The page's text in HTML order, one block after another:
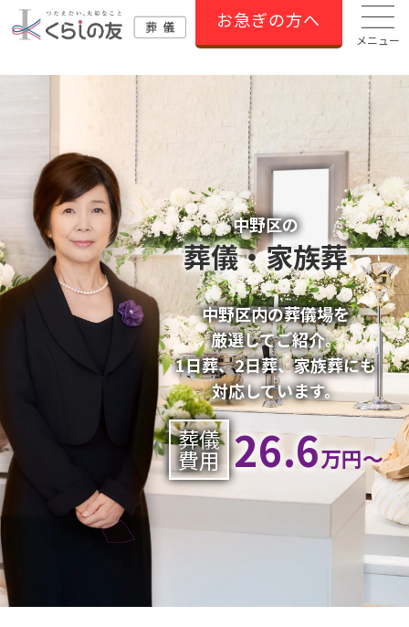
お急ぎの方へ
メニュー
中野区の
葬儀・家族葬
中野区内の葬儀場を
厳選してご紹介。
1日葬、2日葬、家族葬にも
対応しています。
葬儀
費用 26.6万円〜